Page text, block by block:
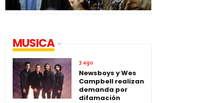
MUSICA
3 ago
Newsboys y Wes
Campbell realizan
demanda por
difamación